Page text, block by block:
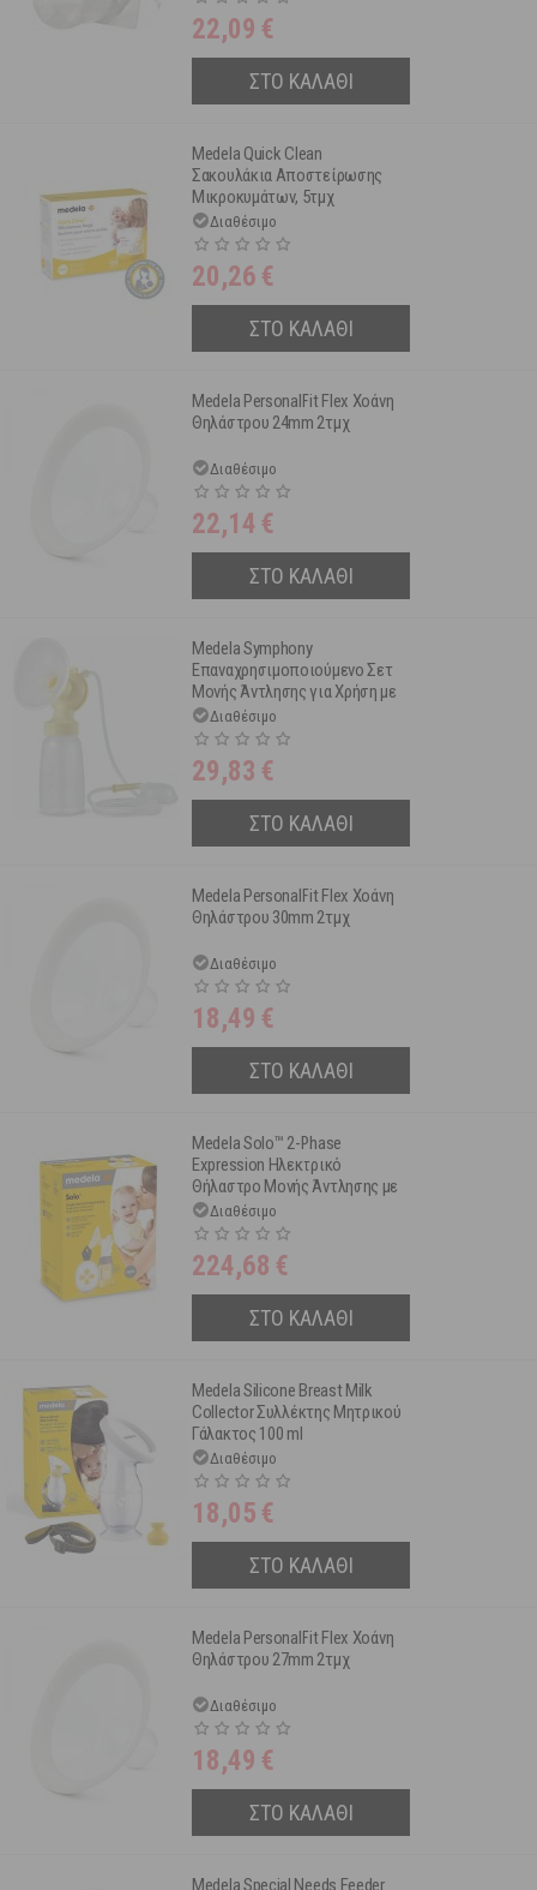
22,09 €
ΣΤΟ ΚΑΛΑΘΙ
Medela Quick Clean
Σακουλάκια Αποστείρωσης
Μικροκυμάτων, 5τμχ
Διαθέσιμο
20,26 €
ΣΤΟ ΚΑΛΑΘΙ
Medela PersonalFit Flex Χοάνη
Θηλάστρου 24mm 2τμχ
Διαθέσιμο
22,14 €
ΣΤΟ ΚΑΛΑΘΙ
Medela Symphony
Επαναχρησιμοποιούμενο Σετ
Μονής Άντλησης για Χρήση με
το Θήλαστρο Symphony με
Χοάνη Μ (24mm)
Διαθέσιμο
29,83 €
ΣΤΟ ΚΑΛΑΘΙ
Medela PersonalFit Flex Χοάνη
Θηλάστρου 30mm 2τμχ
Διαθέσιμο
18,49 €
ΣΤΟ ΚΑΛΑΘΙ
Medela Solo™ 2-Phase
Expression Ηλεκτρικό
Θήλαστρο Μονής Άντλησης με
Επαναφορτιζόμενη Μπαταρία
1τμχ
Διαθέσιμο
224,68 €
ΣΤΟ ΚΑΛΑΘΙ
Medela Silicone Breast Milk
Collector Συλλέκτης Μητρικού
Γάλακτος 100 ml
Διαθέσιμο
18,05 €
ΣΤΟ ΚΑΛΑΘΙ
Medela PersonalFit Flex Χοάνη
Θηλάστρου 27mm 2τμχ
Διαθέσιμο
18,49 €
ΣΤΟ ΚΑΛΑΘΙ
Medela Special Needs Feeder